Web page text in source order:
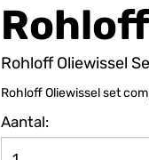
Rohloff
Rohloff Oliewissel
Rohloff Oliewissel set
Aantal: